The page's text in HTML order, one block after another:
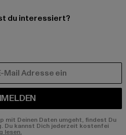
du interessiert?
mit Deinen Daten umgeht, findest Du
Du kannst Dich jederzeit kostenfei
lesen.